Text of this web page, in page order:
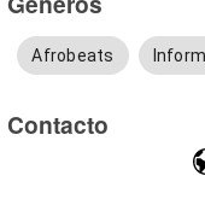
Afrobeats
Contacto